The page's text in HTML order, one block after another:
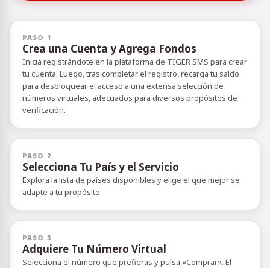
PASO 1
Crea una Cuenta y Agrega Fondos
Inicia registrándote en la plataforma de TIGER SMS para crear
tu cuenta. Luego, tras completar el registro, recarga tu saldo
para desbloquear el acceso a una extensa selección de
números virtuales, adecuados para diversos propósitos de
verificación.
PASO 2
Selecciona Tu País y el Servicio
Explora la lista de países disponibles y elige el que mejor se
adapte a tu propósito.
PASO 3
Adquiere Tu Número Virtual
Selecciona el número que prefieras y pulsa «Comprar». El